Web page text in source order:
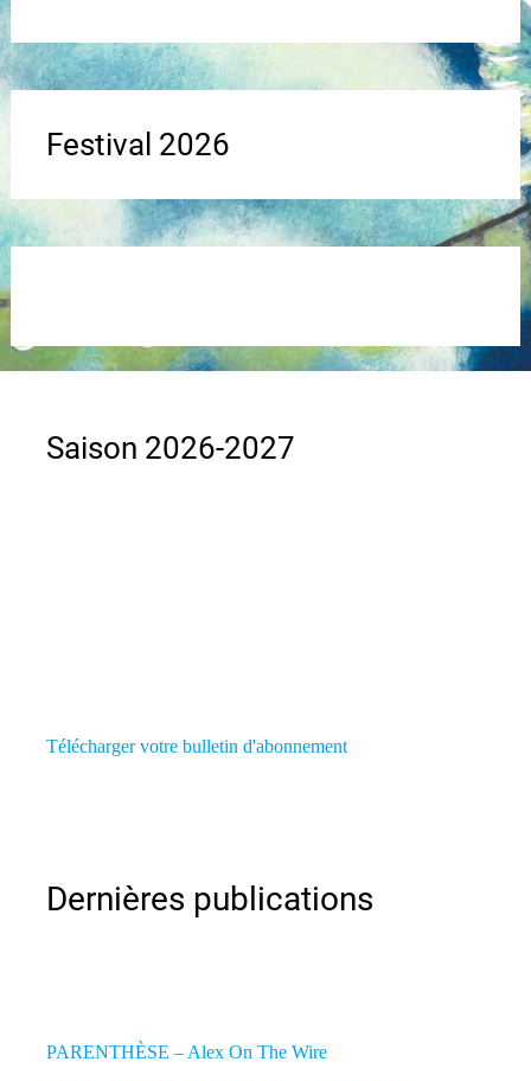
Festival 2026
Saison 2026-2027
Télécharger votre bulletin d'abonnement
Dernières publications
PARENTHÈSE – Alex On The Wire